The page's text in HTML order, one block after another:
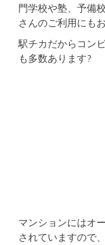
門学校や塾、予備
さんのご利用にも
駅チカだからコン
も多数あります?
マンションにはオ
されていますので